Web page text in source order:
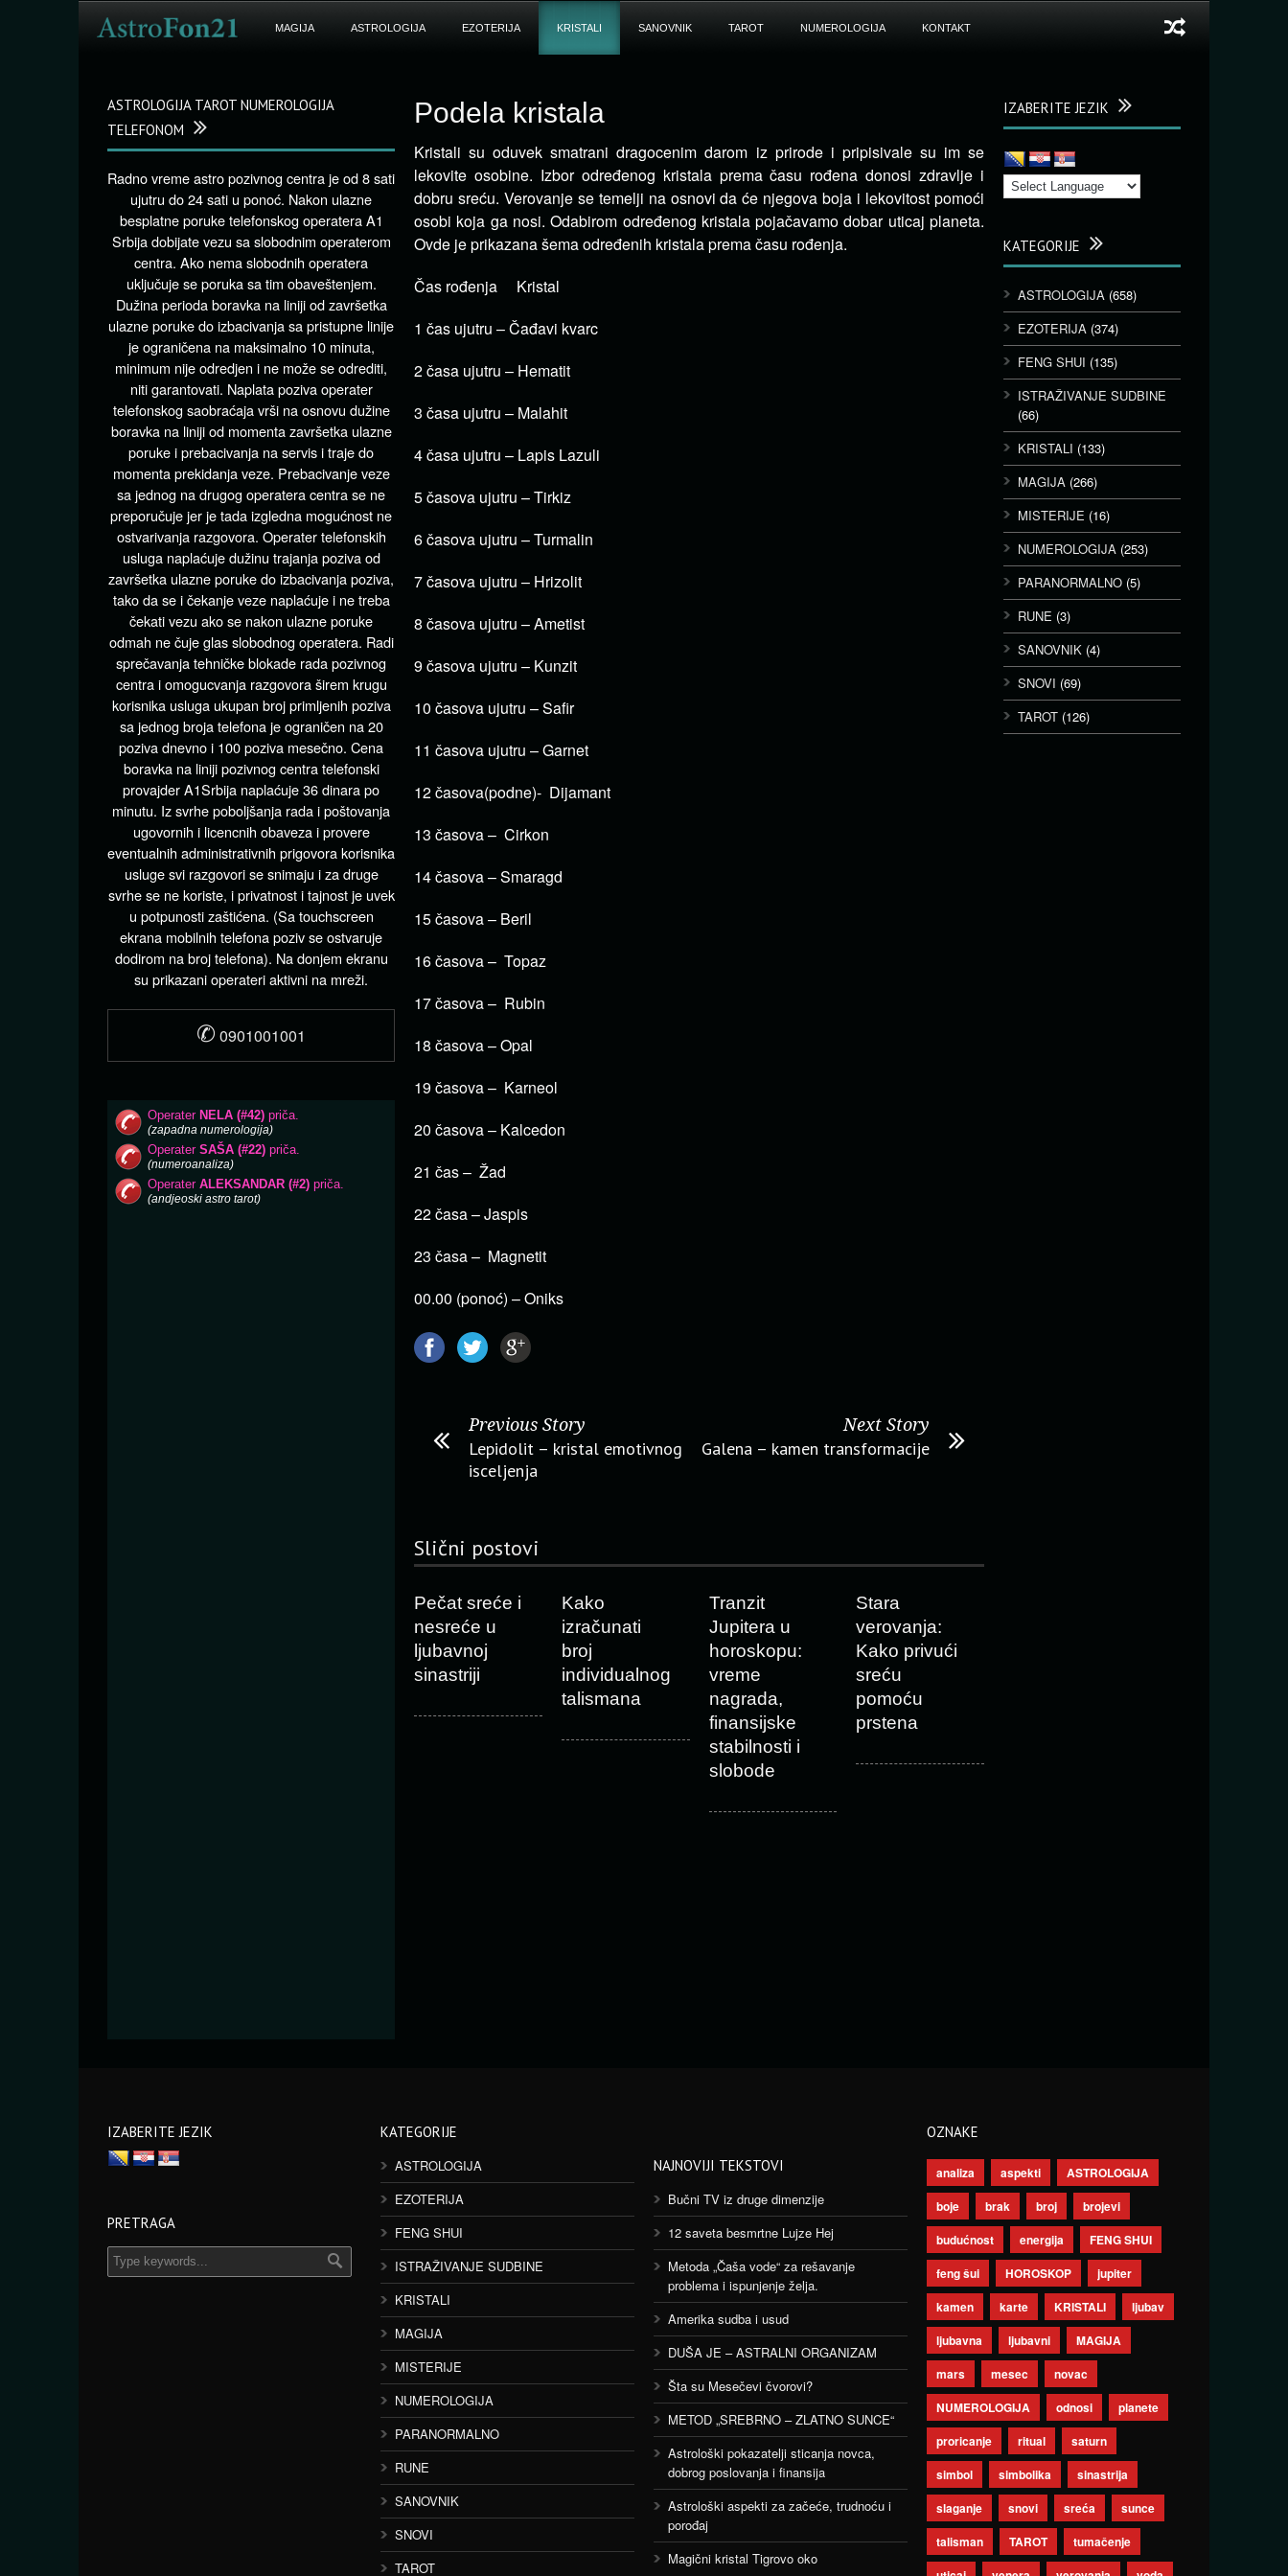
MAGIJA ASTROLOGIJA EZOTERIJA KRISTALI SANOVNIK TAROT NUMEROLOGIJA KONTAKT
Podela kristala
Kristali su oduvek smatrani dragocenim darom iz prirode i pripisivale su im se
lekovite osobine. Izbor određenog kristalaprema času rođena donosi zdravlje i
dobru sreću. Verovanje se temelji na osnovi da će njegova boja i lekovitost pomoći
osobi koja ga nosi. Odabirom određenog kristala pojačavamo dobar uticaj planeta.
Ovde je prikazana šema određenih kristala prema času rođenja.
Čas rođenja Kristal
1 čas ujutru – Čađavi kvarc
2 časa ujutru – Hematit
3 časa ujutru – Malahit
4 časa ujutru – Lapis Lazuli
5 časova ujutru – Tirkiz
6 časova ujutru – Turmalin
7 časova ujutru – Hrizolit
8 časova ujutru – Ametist
9 časova ujutru – Kunzit
10 časova ujutru – Safir
11 časova ujutru – Garnet
12 časova(podne)- Dijamant
13 časova – Cirkon
14 časova – Smaragd
15 časova – Beril
16 časova – Topaz
17 časova – Rubin
18 časova – Opal
19 časova – Karneol
20 časova – Kalcedon
21 čas – Žad
22 časa – Jaspis
23 časa – Magnetit
00.00 (ponoć) – Oniks
Previous Story
Lepidolit – kristal emotivnog
isceljenja
Next Story
Galena – kamen transformacije
Slični postovi
Pečat sreće i
nesreće u
ljubavnoj
sinastriji
Kako
izračunati
broj
individualnog
talismana
Tranzit
Jupitera u
horoskopu:
vreme
nagrada,
finansijske
stabilnosti i
slobode
Stara
verovanja:
Kako privući
sreću
pomoću
prstena
IZABERITE JEZIK
KATEGORIJE
ASTROLOGIJA (658)
EZOTERIJA (374)
FENG SHUI (135)
ISTRAŽIVANJE SUDBINE
(66)
KRISTALI (133)
MAGIJA (266)
MISTERIJE (16)
NUMEROLOGIJA (253)
PARANORMALNO (5)
RUNE (3)
SANOVNIK (4)
SNOVI (69)
TAROT (126)
ASTROLOGIJA TAROT NUMEROLOGIJA
TELEFONOM
Radno vreme astro pozivnog centra je od 8 sati
ujutru do 24 sati u ponoć. Nakon ulazne
besplatne poruke telefonskog operatera A1
Srbija dobijate vezu sa slobodnim operaterom
centra. Ako nema slobodnih operatera
uključuje se poruka sa tim obaveštenjem.
Dužina perioda boravka na liniji od završetka
ulazne poruke do izbacivanja sa pristupne linije
je ograničena na maksimalno 10 minuta,
minimum nije odredjen i ne može se odrediti,
niti garantovati. Naplata poziva operater
telefonskog saobraćaja vrši na osnovu dužine
boravka na liniji od momenta završetka ulazne
poruke i prebacivanja na servis i traje do
momenta prekidanja veze. Prebacivanje veze
sa jednog na drugog operatera centra se ne
preporučuje jer je tada izgledna mogućnost ne
ostvarivanja razgovora. Operater telefonskih
usluga naplaćuje dužinu trajanja poziva od
završetka ulazne poruke do izbacivanja poziva,
tako da se i čekanje veze naplaćuje i ne treba
čekati vezu ako se nakon ulazne poruke
odmah ne čuje glas slobodnog operatera. Radi
sprečavanja tehničke blokade rada pozivnog
centra i omogucvanja razgovora širem krugu
korisnika usluga ukupan broj primljenih poziva
sa jednog broja telefona je ograničen na 20
poziva dnevno i 100 poziva mesečno. Cena
boravka na liniji pozivnog centra telefonski
provajder A1Srbija naplaćuje 36 dinara po
minutu. Iz svrhe poboljšanja rada i poštovanja
ugovornih i licencnih obaveza i provere
eventualnih administrativnih prigovora korisnika
usluge svi razgovori se snimaju i za druge
svrhe se ne koriste, i privatnost i tajnost je uvek
u potpunosti zaštićena. (Sa touchscreen
ekrana mobilnih telefona poziv se ostvaruje
dodirom na broj telefona). Na donjem ekranu
su prikazani operateri aktivni na mreži.
✆ 0901001001
IZABERITE JEZIK
PRETRAGA
KATEGORIJE
ASTROLOGIJA
EZOTERIJA
FENG SHUI
ISTRAŽIVANJE SUDBINE
KRISTALI
MAGIJA
MISTERIJE
NUMEROLOGIJA
PARANORMALNO
RUNE
SANOVNIK
SNOVI
TAROT
NAJNOVIJI TEKSTOVI
Bučni TV iz druge dimenzije
12 saveta besmrtne Lujze Hej
Metoda „Čaša vode“ za rešavanje
problema i ispunjenje želja.
Amerika sudba i usud
DUŠA JE – ASTRALNI ORGANIZAM
Šta su Mesečevi čvorovi?
METOD „SREBRNO – ZLATNO SUNCE“
Astrološki pokazatelji sticanja novca,
dobrog poslovanja i finansija
Astrološki aspekti za začeće, trudnoću i
porođaj
Magični kristal Tigrovo oko
OZNAKE
analiza aspekti
ASTROLOGIJA
boje
brak broj
brojevi
budućnost
energija
FENG SHUI
feng šui
HOROSKOP
jupiter
kamen
karte KRISTALI
ljubav
ljubavna
ljubavni
MAGIJA
mars
mesec
novac
NUMEROLOGIJA
odnosi
planete
proricanje
ritual
saturn
simbol
simbolika
sinastrija
slaganje
snovi sreća
sunce
talisman
TAROT
tumačenje